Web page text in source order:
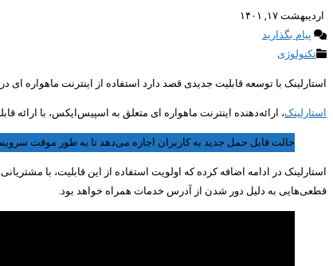
اردیبهشت ۱۷, ۱۴۰۱
پیام بگذارید
تکنولوژی
استارلینک با توسعه قابلیت جدیدی قصد دارد استفاده از اینترنت ماهواره
استارلینک، ارائه‌دهنده اینترنت ماهواره ای متعلق به اسپیس‌ایکس، با ارائه قابلیتی جدید، به مشتریان این امکان را می‌دهد
حالت قابل حمل جدید به کاربران اجازه می‌دهد تا به طور موقت سرویس
استارلینک در ادامه اضافه کرده که اولویت استفاده از این قابلیت، با
قطعی‌هایی به‌ دلیل دور شدن از آدرس خدمات همراه خواهد بود.